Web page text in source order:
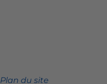
Plan du site